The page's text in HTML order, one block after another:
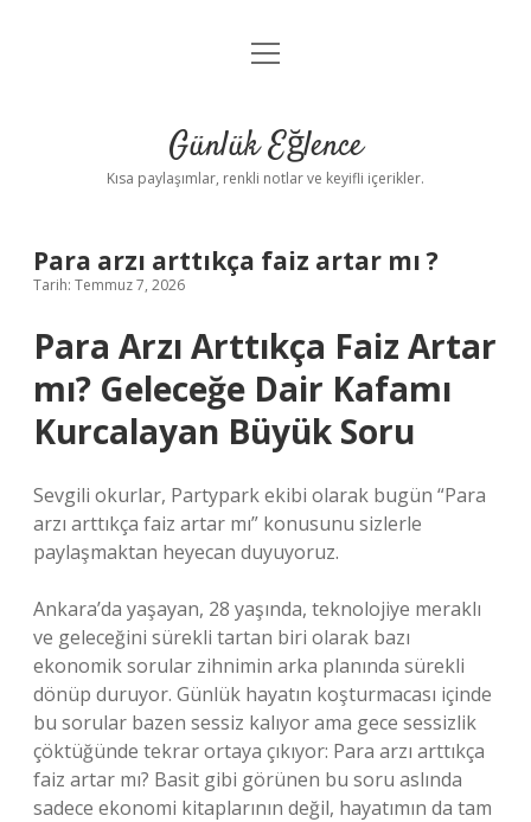
Anasayfa
Yasal Uyarı
menüyü
Günlük Eğlence
Kısa paylaşımlar, renkli notlar ve keyifli içerikler.
Para arzı arttıkça faiz artar mı ?
Tarih: Temmuz 7, 2026
Para Arzı Arttıkça Faiz Artar
mı? Geleceğe Dair Kafamı
Kurcalayan Büyük Soru
Sevgili okurlar, Partypark ekibi olarak bugün “Para
arzı arttıkça faiz artar mı” konusunu sizlerle
paylaşmaktan heyecan duyuyoruz.
Ankara’da yaşayan, 28 yaşında, teknolojiye meraklı
ve geleceğini sürekli tartan biri olarak bazı
ekonomik sorular zihnimin arka planında sürekli
dönüp duruyor. Günlük hayatın koşturmacası içinde
bu sorular bazen sessiz kalıyor ama gece sessizlik
çöktüğünde tekrar ortaya çıkıyor: Para arzı arttıkça
faiz artar mı? Basit gibi görünen bu soru aslında
sadece ekonomi kitaplarının değil, hayatımın da tam